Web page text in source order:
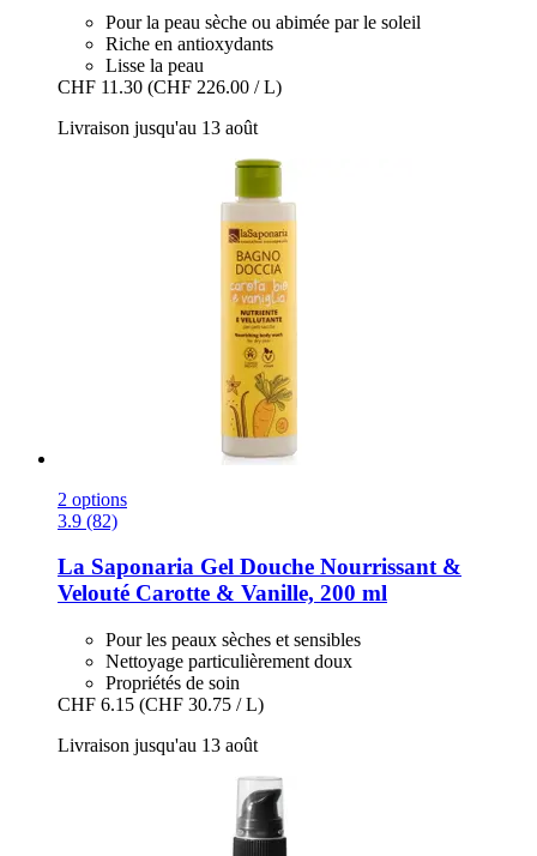
Pour la peau sèche ou abimée par le soleil
Riche en antioxydants
Lisse la peau
CHF 11.30 (CHF 226.00 / L)
Livraison jusqu'au 13 août
2 options
3.9 (82)
La Saponaria Gel Douche Nourrissant &
Velouté Carotte & Vanille, 200 ml
Pour les peaux sèches et sensibles
Nettoyage particulièrement doux
Propriétés de soin
CHF 6.15 (CHF 30.75 / L)
Livraison jusqu'au 13 août